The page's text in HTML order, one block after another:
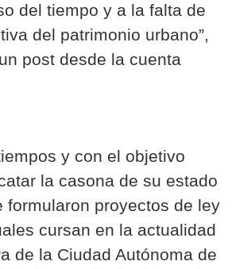
del tiempo y a la falta de
del patrimonio urbano”,
post desde la cuenta
y con el objetivo
la casona de su estado
formularon proyectos de ley
cursan en la actualidad
de la Ciudad Autónoma de